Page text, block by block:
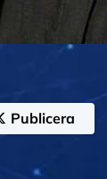
Publicera